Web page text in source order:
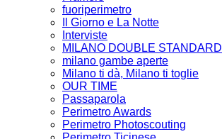
fuoriperimetro
Il Giorno e La Notte
Interviste
MILANO DOUBLE STANDARD
milano gambe aperte
Milano ti dà, Milano ti toglie
OUR TIME
Passaparola
Perimetro Awards
Perimetro Photoscouting